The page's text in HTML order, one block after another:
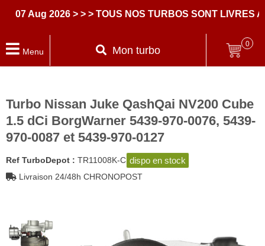
Aug 2026 > > > TOUS NOS TURBOS SONT LIVRES
Menu Mon turbo
0
Turbo Nissan Juke QashQai NV200 Cube
1.5 dCi BorgWarner 5439-970-0076, 5439-
970-0087 et 5439-970-0127
Ref TurboDepot : TR11008K-C dispo en stock
Livraison 24/48h CHRONOPOST